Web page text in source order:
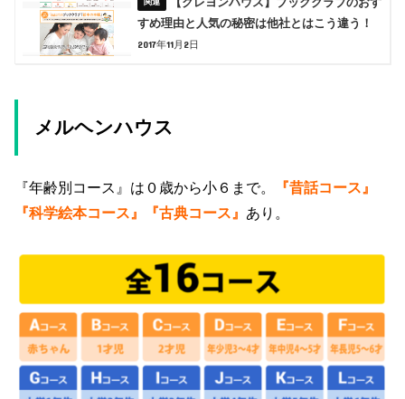
すめ理由と人気の秘密は他社とはこう違う！
2017年11月2日
メルヘンハウス
『年齢別コース』は０歳から小６まで。
『昔話コース』
『科学絵本コース』『古典コース』 あり。